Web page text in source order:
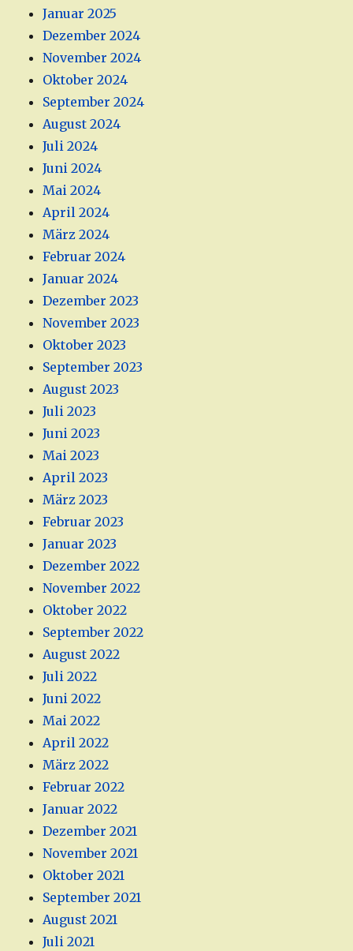
Januar 2025
Dezember 2024
November 2024
Oktober 2024
September 2024
August 2024
Juli 2024
Juni 2024
Mai 2024
April 2024
März 2024
Februar 2024
Januar 2024
Dezember 2023
November 2023
Oktober 2023
September 2023
August 2023
Juli 2023
Juni 2023
Mai 2023
April 2023
März 2023
Februar 2023
Januar 2023
Dezember 2022
November 2022
Oktober 2022
September 2022
August 2022
Juli 2022
Juni 2022
Mai 2022
April 2022
März 2022
Februar 2022
Januar 2022
Dezember 2021
November 2021
Oktober 2021
September 2021
August 2021
Juli 2021